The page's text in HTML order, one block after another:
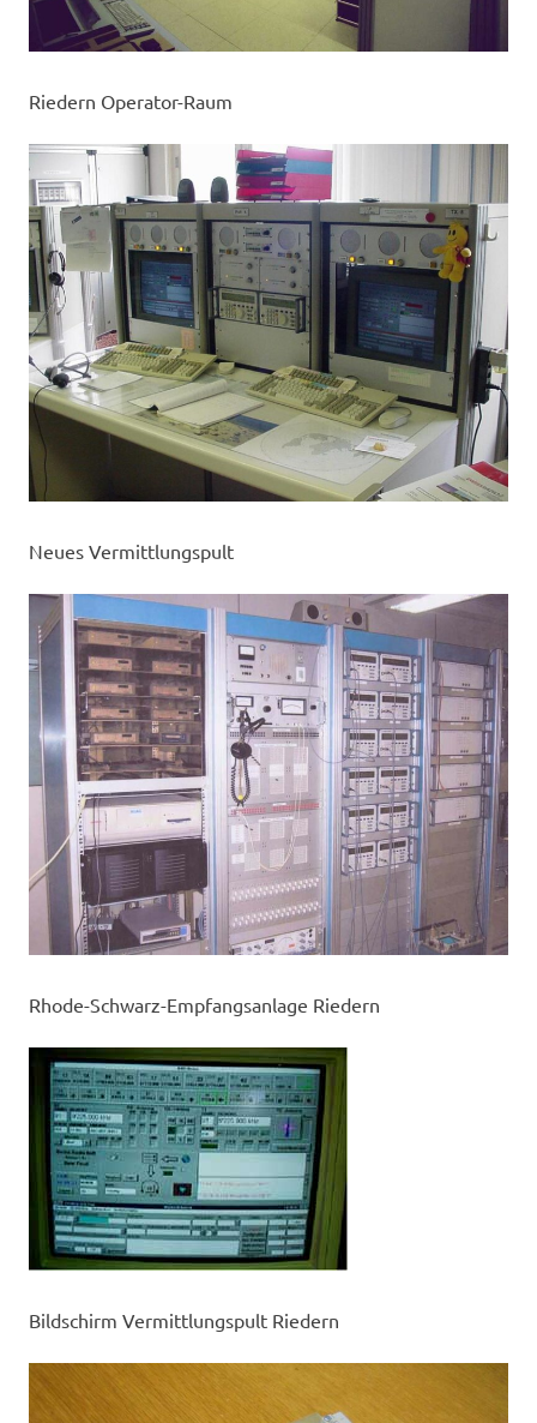
Riedern Operator-Raum
Neues Vermittlungspult
Rhode-Schwarz-Empfangsanlage Riedern
Bildschirm Vermittlungspult Riedern